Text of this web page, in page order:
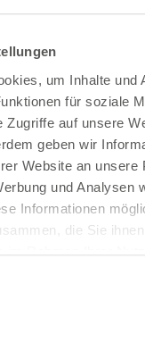
um Inhalte und
für soziale
Zugriffe auf unsere
geben wir
Website an unsere
und Analysen
Informationen
die Sie
Cookies finden Sie
den
Lösungen
Picknick oder
Proviant
in verschiedenen
sogar
ein robuster